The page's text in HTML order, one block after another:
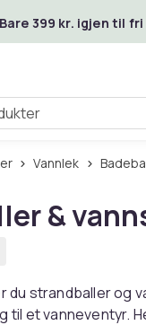
Bare 399 kr. igjen til
Vannlek
&
du strandballer og
til et vanneventyr.